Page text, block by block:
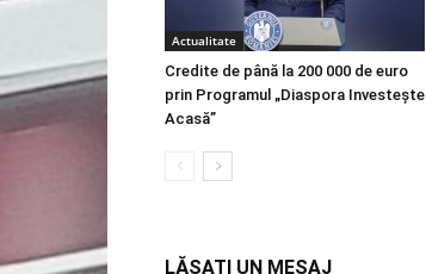
Actualitate
Credite de până la 200 000 de euro
prin Programul „Diaspora Investește
Acasă”
LĂSAȚI UN MESAJ